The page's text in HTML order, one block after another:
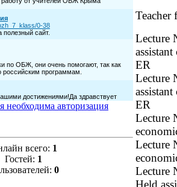
необходима авторизация
всего: 1
Гостей: 1
0
Teacher
Lecture
ER
Lecture
ER
Lecture
Lecture
Lecture